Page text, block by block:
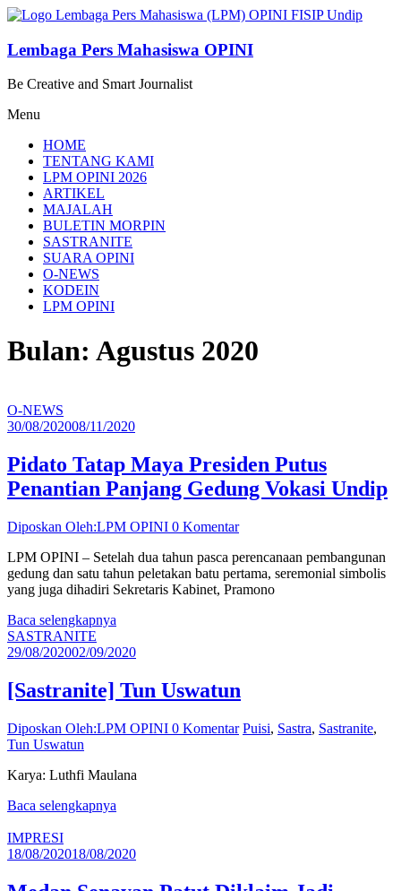
Lompat
konten
Lembaga Pers Mahasiswa OPINI
Be Creative and Smart Journalist
Menu
HOME
TENTANG KAMI
LPM OPINI 2026
ARTIKEL
MAJALAH
BULETIN MORPIN
SASTRANITE
SUARA OPINI
O-NEWS
KODEIN
LPM OPINI
Bulan: Agustus 2020
O-NEWS
30/08/202008/11/2020
Pidato Tatap Maya Presiden Putus
Penantian Panjang Gedung Vokasi Undip
Diposkan Oleh:LPM OPINI 0 Komentar
LPM OPINI – Setelah dua tahun pasca perencanaan pembangunan
gedung dan satu tahun peletakan batu pertama, seremonial simbolis
yang juga dihadiri Sekretaris Kabinet, Pramono
Baca selengkapnya
SASTRANITE
29/08/202002/09/2020
[Sastranite] Tun Uswatun
Diposkan Oleh:LPM OPINI 0 Komentar Puisi, Sastra, Sastranite,
Tun Uswatun
Karya: Luthfi Maulana
Baca selengkapnya
IMPRESI
18/08/202018/08/2020